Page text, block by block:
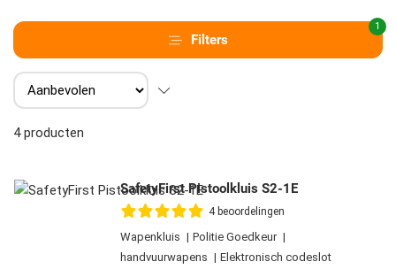
Filters
1
4producten
SafetyFirst Pistoolkluis S2-1E
4 beoordelingen
Wapenkluis
Politie Goedkeur
handvuurwapens
Elektronisch codeslot